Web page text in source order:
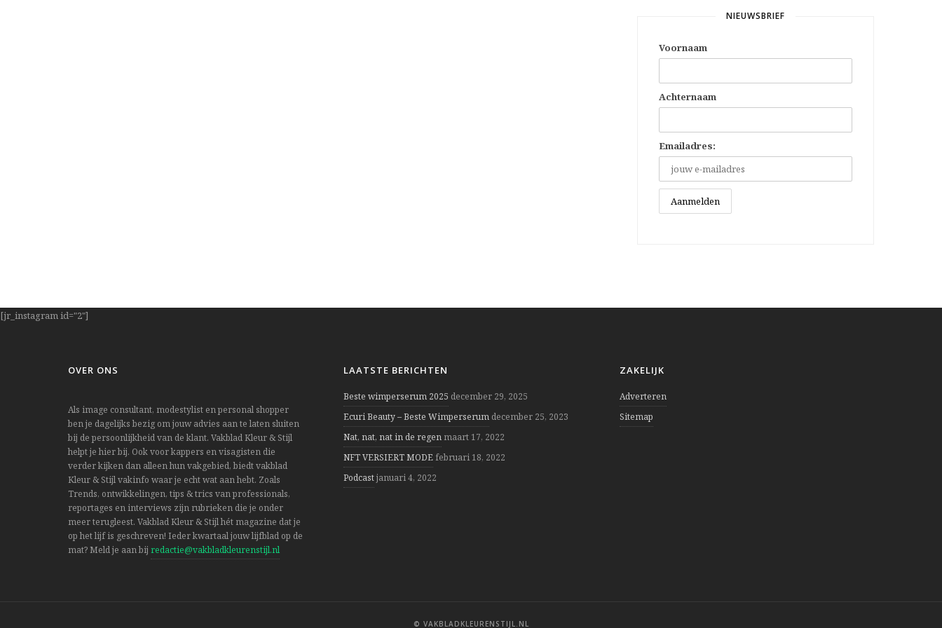
NIEUWSBRIEF
Voornaam
Achternaam
Emailadres:
[jr_instagram id="2"]
OVER ONS
Als image consultant, modestylist en personal shopper
ben je dagelijks bezig om jouw advies aan te laten sluiten
bij de persoonlijkheid van de klant. Vakblad Kleur & Stijl
helpt je hier bij. Ook voor kappers en visagisten die
verder kijken dan alleen hun vakgebied, biedt vakblad
Kleur & Stijl vakinfo waar je echt wat aan hebt. Zoals
Trends, ontwikkelingen, tips & trics van professionals,
reportages en interviews zijn rubrieken die je onder
meer terugleest. Vakblad Kleur & Stijl hét magazine dat je
op het lijf is geschreven! Ieder kwartaal jouw lijfblad op de
mat? Meld je aan bij redactie@vakbladkleurenstijl.nl
LAATSTE BERICHTEN
Beste wimperserum 2025 december 29, 2025
Ecuri Beauty – Beste Wimperserum december 25, 2023
Nat, nat, nat in de regen maart 17, 2022
NFT VERSIERT MODEfebruari 18, 2022
Podcastjanuari 4, 2022
ZAKELIJK
Adverteren
Sitemap
© VAKBLADKLEURENSTIJL.NL